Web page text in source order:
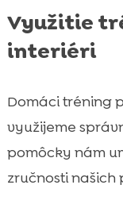
Využitie
interiéri
Domáci tréning
využijeme
pomôcky nám
zručnosti našich